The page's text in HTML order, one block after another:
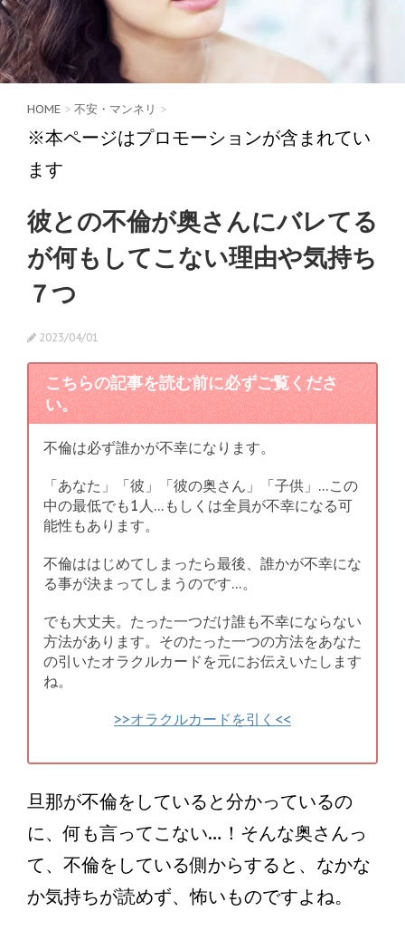
HOME > 不安・マンネリ >
※本ページはプロモーションが含まれてい
ます
彼との不倫が奥さんにバレてる
が何もしてこない理由や気持ち
７つ
2023/04/01
こちらの記事を読む前に必ずご覧くださ
い。
不倫は必ず誰かが不幸になります。
「あなた」「彼」「彼の奥さん」「子供」…この
中の最低でも1人…もしくは全員が不幸になる可
能性もあります。
不倫ははじめてしまったら最後、誰かが不幸にな
る事が決まってしまうのです…。
でも大丈夫。たった一つだけ誰も不幸にならない
方法があります。そのたった一つの方法をあなた
の引いたオラクルカードを元にお伝えいたします
ね。
>>オラクルカードを引く<<
旦那が不倫をしていると分かっているの
に、何も言ってこない…！そんな奥さんっ
て、不倫をしている側からすると、なかな
か気持ちが読めず、怖いものですよね。